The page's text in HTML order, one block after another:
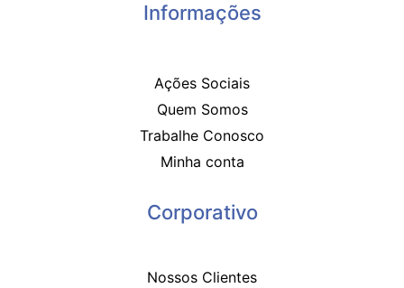
Informações
Ações Sociais
Quem Somos
Trabalhe Conosco
Minha conta
Corporativo
Nossos Clientes